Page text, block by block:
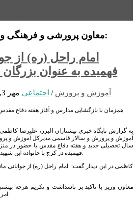
معاون پرورشی و فرهنگی وزیر آموزش و پرورش:
امام راحل (ره) از
فهمیده به عنوان بزرگان‌
آموزش و پرورش / اجتماعی مهر 3, 1398 - سپتامبر 25, 2019
همزمان با بازگشایی مدارس و آغاز هفته دفاع
به گزارش پایگاه خبری پیشتازان البرز، علیرضا
آموزش و پرورش و سالار قاسمی مدیرکل آموزش و
سال تحصیلی جدید و هفته دفاع مقدس با حضور در
فهمیده در کرج با خانواده این شهید والا مقام دیدار و گفت و گو کردند.
کاظمی در این دیدار گفت: امام راحل (ره) از جوانانی
معاون وزیر با تاکید بر پاسداشت و تکریم هرچه
امروز کشور مرهون خون شهدا است.